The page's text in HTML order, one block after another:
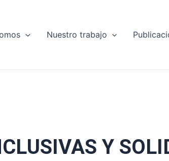
Nuestro trabajo
Y